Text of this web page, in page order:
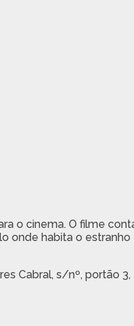
o cinema. O filme
onde habita o estranho
Cabral, s/nº, portão 3,